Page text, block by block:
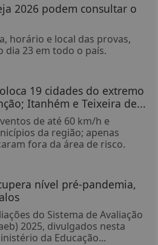
2026 podem consultar o
horário e local das provas,
dia 23 em todo o país.
19 cidades do extremo
Itanhém e Teixeira de...
de até 60 km/h e
da região; apenas
fora da área de risco.
nível pré-pandemia,
do Sistema de Avaliação
2025, divulgados nesta
da Educação...